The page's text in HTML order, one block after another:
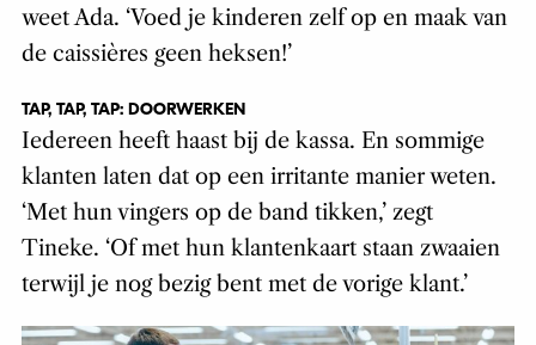
weet Ada. ‘Voed je kinderen zelf op en maak van
de caissières geen heksen!’
TAP, TAP, TAP: DOORWERKEN
Iedereen heeft haast bij de kassa. En sommige
klanten laten dat op een irritante manier weten.
‘Met hun vingers op de band tikken,’ zegt
Tineke. ‘Of met hun klantenkaart staan zwaaien
terwijl je nog bezig bent met de vorige klant.’